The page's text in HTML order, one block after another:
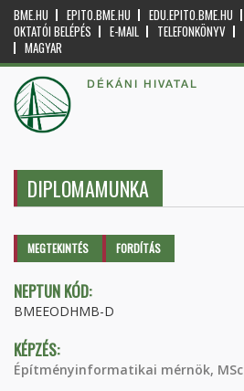
BME.HU EPITO.BME.HU EDU.EPITO.BME.HU
OKTATÓI BELÉPÉS
E-MAIL TELEFONKÖNYV
MAGYAR
DÉKÁNI HIVATAL
DIPLOMAMUNKA
Elsődleges fülek
MEGTEKINTÉS (AKTÍVFORDÍTÁS
NEPTUN KÓD:
BMEEODHMB-D
KÉPZÉS:
Építményinformatikai mérnök, MSc